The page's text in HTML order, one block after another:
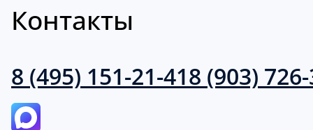
Контакты
8 (495) 151-21-418 (903)